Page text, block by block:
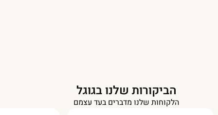
הביקורות שלנו בגוגל
הלקוחות שלנו מדברים בעד עצמם